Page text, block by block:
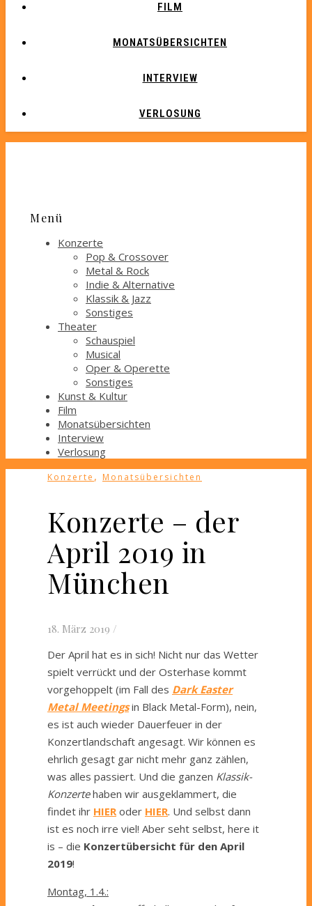
FILM
MONATSÜBERSICHTEN
INTERVIEW
VERLOSUNG
Menü
Konzerte
Pop & Crossover
Metal & Rock
Indie & Alternative
Klassik & Jazz
Sonstiges
Theater
Schauspiel
Musical
Oper & Operette
Sonstiges
Kunst & Kultur
Film
Monatsübersichten
Interview
Verlosung
Konzerte , Monatsübersichten
Konzerte – der
April 2019 in
München
18. März 2019 /
Der April hat es in sich! Nicht nur das Wetter
spielt verrückt und der Osterhase kommt
vorgehoppelt (im Fall des Dark Easter
Metal Meetingsin Black Metal-Form), nein,
es ist auch wieder Dauerfeuer in der
Konzertlandschaft angesagt. Wir können es
ehrlich gesagt gar nicht mehr ganz zählen,
was alles passiert. Und die ganzen Klassik-
Konzertehaben wir ausgeklammert, die
findet ihr HIER oder HIER. Und selbst dann
ist es noch irre viel! Aber seht selbst, here it
is – die Konzertübersicht für den April
2019!
Montag, 1.4.: